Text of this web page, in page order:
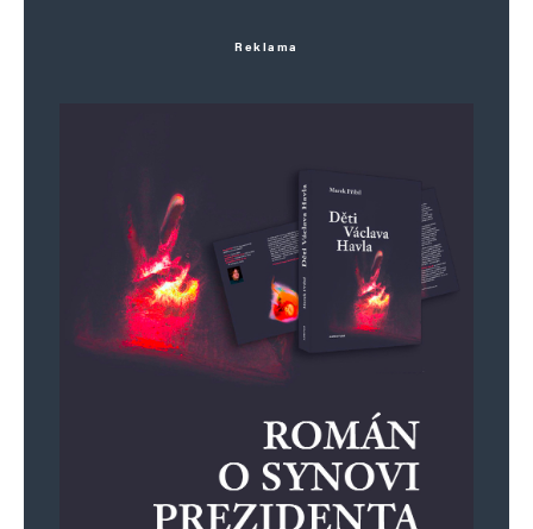
Reklama